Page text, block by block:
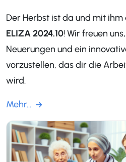
Der Herbst ist da und mit ihm
ELIZA 2024.10! Wir freuen
Neuerungen und ein
vorzustellen, das dir die
wird.
Mehr...